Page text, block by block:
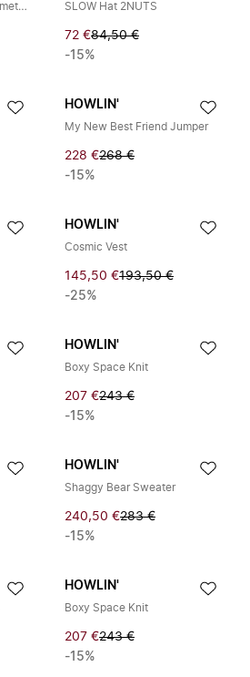
Cardigan in Shetlandwol met overhemdkraag SLOW Hat 2NUTS
72 €84,50 €
-15%
HOWLIN'
My New Best Friend Jumper
228 €268 €
-15%
HOWLIN'
Cosmic Vest
145,50 €193,50 €
-25%
HOWLIN'
Boxy Space Knit
207 €243 €
-15%
HOWLIN'
Shaggy Bear Sweater
240,50 €283 €
-15%
HOWLIN'
Boxy Space Knit
207 €243 €
-15%